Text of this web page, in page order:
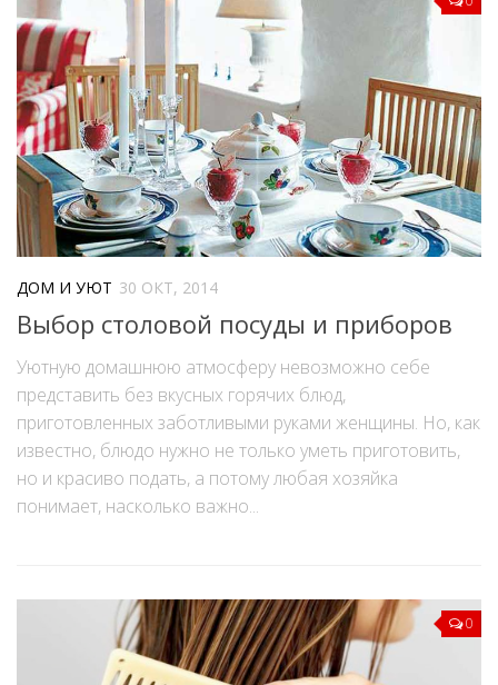
ДОМ И УЮТ 30 ОКТ, 2014
Выбор столовой посуды и приборов
Уютную домашнюю атмосферу невозможно себе
представить без вкусных горячих блюд,
приготовленных заботливыми руками женщины. Но, как
известно, блюдо нужно не только уметь приготовить,
но и красиво подать, а потому любая хозяйка
понимает, насколько важно...
0